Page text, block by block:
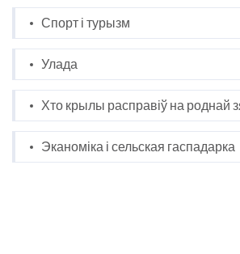
Спорт і турызм
Улада
Хто крылы расправіў на роднай
Эканоміка і сельская гаспадарка